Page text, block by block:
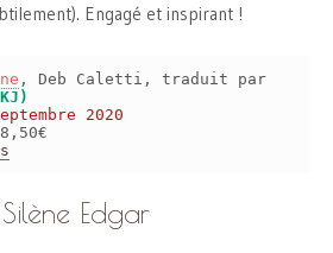
Engagé et inspirant !
, Deb Caletti, traduit par
2020
Edgar